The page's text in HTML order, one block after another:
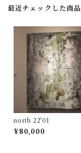
最近チェックした商品
north 22'01
¥80,000